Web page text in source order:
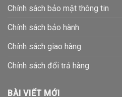
Chính sách bảo mật thông tin
Chính sách bảo hành
Chính sách giao hàng
Chính sách đổi trả hàng
BÀI VIẾT MỚI